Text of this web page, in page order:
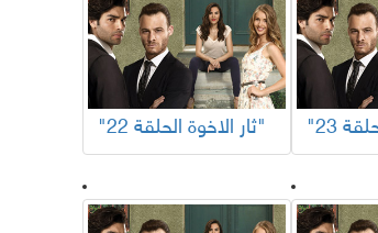
"ثار الاخوة الحلقة 22"